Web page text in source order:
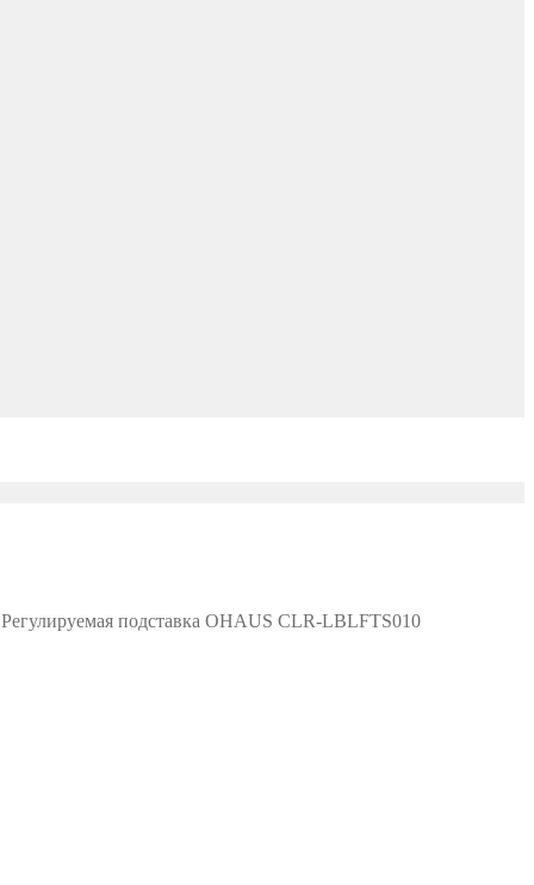
Регулируемая подставка OHAUS CLR-LBLFTS010